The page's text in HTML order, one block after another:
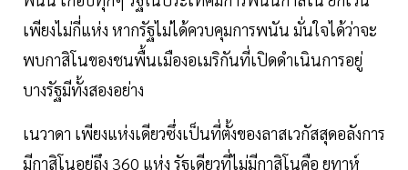
เพียงไม่กี่แห่ง หากรัฐไม่ได้ควบคุมการพนัน มั่นใจได้ว่าจะ
พบกาสิโนของชนพื้นเมืองอเมริกันที่เปิดดำเนินการอยู่
บางรัฐมีทั้งสองอย่าง
เนวาดา เพียงแห่งเดียวซึ่งเป็นที่ตั้งของลาสเวกัสสุดอลังการ
มีกาสิโนอยู่ถึง 360 แห่ง รัฐเดียวที่ไม่มีกาสิโนคือ ยูทาห์